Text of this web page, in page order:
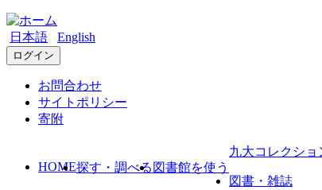
日本語 English
ログイン
お問合わせ
サイトポリシー
寄附
HOME探す・調べる 図書館を使う
九大コレクショ
図書・雑誌